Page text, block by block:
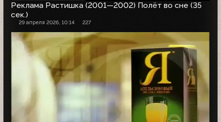
Реклама Растишка (2001—2002) Полёт во сне (35
сек.)
29 апреля 2026, 10:14 227